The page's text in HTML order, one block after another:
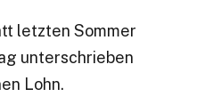
letzten Sommer
unterschrieben
Lohn.